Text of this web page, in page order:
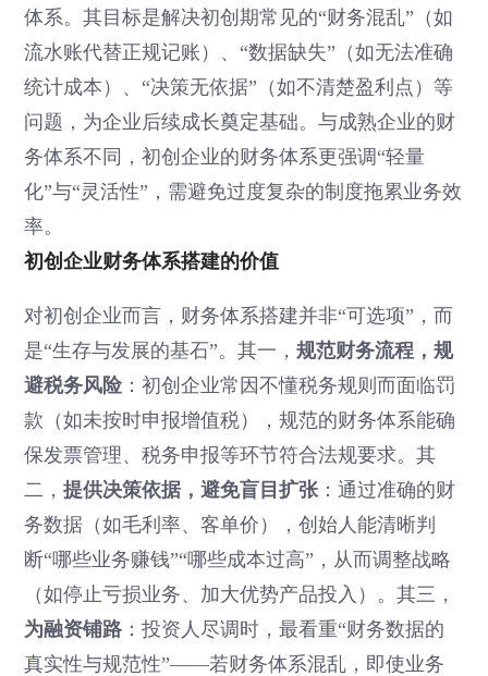
体系。其目标是解决初创期常见的“财务混乱”（如
流水账代替正规记账）、“数据缺失”（如无法准确
统计成本）、“决策无依据”（如不清楚盈利点）等
问题，为企业后续成长奠定基础。与成熟企业的财
务体系不同，初创企业的财务体系更强调“轻量
化”与“灵活性”，需避免过度复杂的制度拖累业务效
率。
初创企业财务体系搭建的价值
对初创企业而言，财务体系搭建并非“可选项”，而
是“生存与发展的基石”。其一，规范财务流程，规
避税务风险：初创企业常因不懂税务规则而面临罚
款（如未按时申报增值税），规范的财务体系能确
保发票管理、税务申报等环节符合法规要求。其
二，提供决策依据，避免盲目扩张 ：通过准确的财
务数据（如毛利率、客单价），创始人能清晰判
断“哪些业务赚钱”“哪些成本过高”，从而调整战略
（如停止亏损业务、加大优势产品投入）。其三，
为融资铺路 ：投资人尽调时，最看重“财务数据的
真实性与规范性”——若财务体系混乱，即使业务